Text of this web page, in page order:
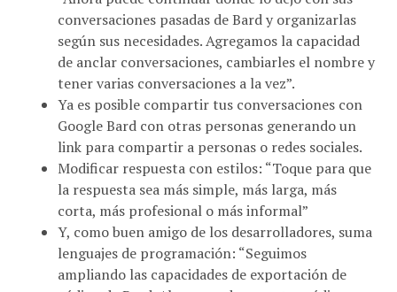
según sus necesidades. Agregamos la capacidad
de anclar conversaciones, cambiarles el nombre y
tener varias conversaciones a la vez”.
Ya es posible compartir tus conversaciones con
Google Bard con otras personas generando un
link para compartir a personas o redes sociales.
Modificar respuesta con estilos: “Toque para que
la respuesta sea más simple, más larga, más
corta, más profesional o más informal”
Y, como buen amigo de los desarrolladores, suma
lenguajes de programación: “Seguimos
ampliando las capacidades de exportación de
código de Bard. Ahora puede exportar código